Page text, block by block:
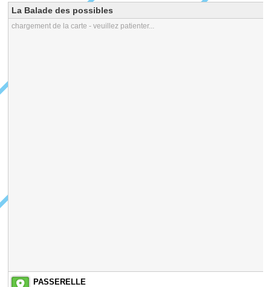
La Balade des possibles
chargement de la carte - veuillez patienter...
PASSERELLE